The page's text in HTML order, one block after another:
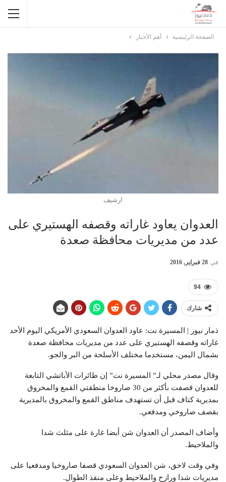
الصفحة الرئيسية أهم الأخبار
ارشيف
العدوان يعاود غاراته وقصفه الهستيري على
عدد من مديريات محافظة صعدة
في 28 فبراير, 2016
94
شارك
ذمار نيوز | المسيرة نت: عاود العدوان السعودي الأمريكي اليوم الأحد
غاراته وقصفه الهستيري على عدد من مديريات محافظة صعدة
بشمال اليمن، مستخدما مختلف الأسلحة من البر والجو.
وقال مصدر محلي لـ” المسيرة نت” إن طائرات الأباتشي التابعة
للعدوان قصفت بأكثر من 30 صاروخا منطقتي القمع والمخروق
بمديرية كتاف قبل أن تستهدف مناطق القمع والمخروق بالمديرية
بقصف صاروخي ومدفعي.
وأضاف المصدر أن العدوان شن أيضا غارة على مثلث شدا
والملاحيط.
وفي وقت لاحق، شن العدوان السعودي قصفا صاروخيا ومدفعيا على
مديريات شدا ورازح والملاحيط وعلى منفذ الطوال.